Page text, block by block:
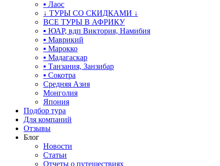
▪ Лаос
↓ ТУРЫ СО СКИДКАМИ ↓
ВСЕ ТУРЫ В АФРИКУ
▪ ЮАР, вдп Виктория, Намибия
▪ Маврикий
▪ Марокко
▪ Мадагаскар
▪ Танзания, Занзибар
▪ Сокотра
Средняя Азия
Монголия
Япония
Подбор тура
Для компаний
Отзывы
Блог
Новости
Статьи
Отчеты о путешествиях